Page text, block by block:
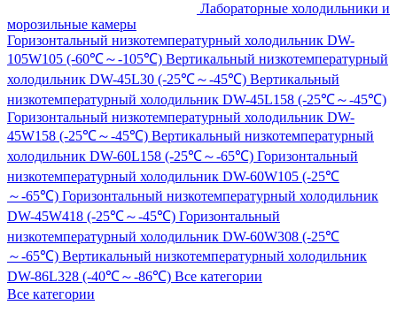
Лабораторные холодильники и
морозильные камеры
Горизонтальный низкотемпературный холодильник DW-
105W105 (-60℃～-105℃) Вертикальный низкотемпературный
холодильник DW-45L30 (-25℃～-45℃) Вертикальный
низкотемпературный холодильник DW-45L158 (-25℃～-45℃)
Горизонтальный низкотемпературный холодильник DW-
45W158 (-25℃～-45℃) Вертикальный низкотемпературный
холодильник DW-60L158 (-25℃～-65℃) Горизонтальный
низкотемпературный холодильник DW-60W105 (-25℃
～-65℃) Горизонтальный низкотемпературный холодильник
DW-45W418 (-25℃～-45℃) Горизонтальный
низкотемпературный холодильник DW-60W308 (-25℃
～-65℃) Вертикальный низкотемпературный холодильник
DW-86L328 (-40℃～-86℃) Все категории
Все категории